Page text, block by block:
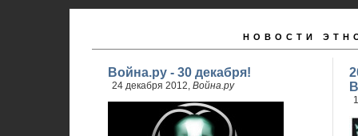
НОВОСТИ
Война.ру - 30 декабря!
24 декабря 2012, Война.ру